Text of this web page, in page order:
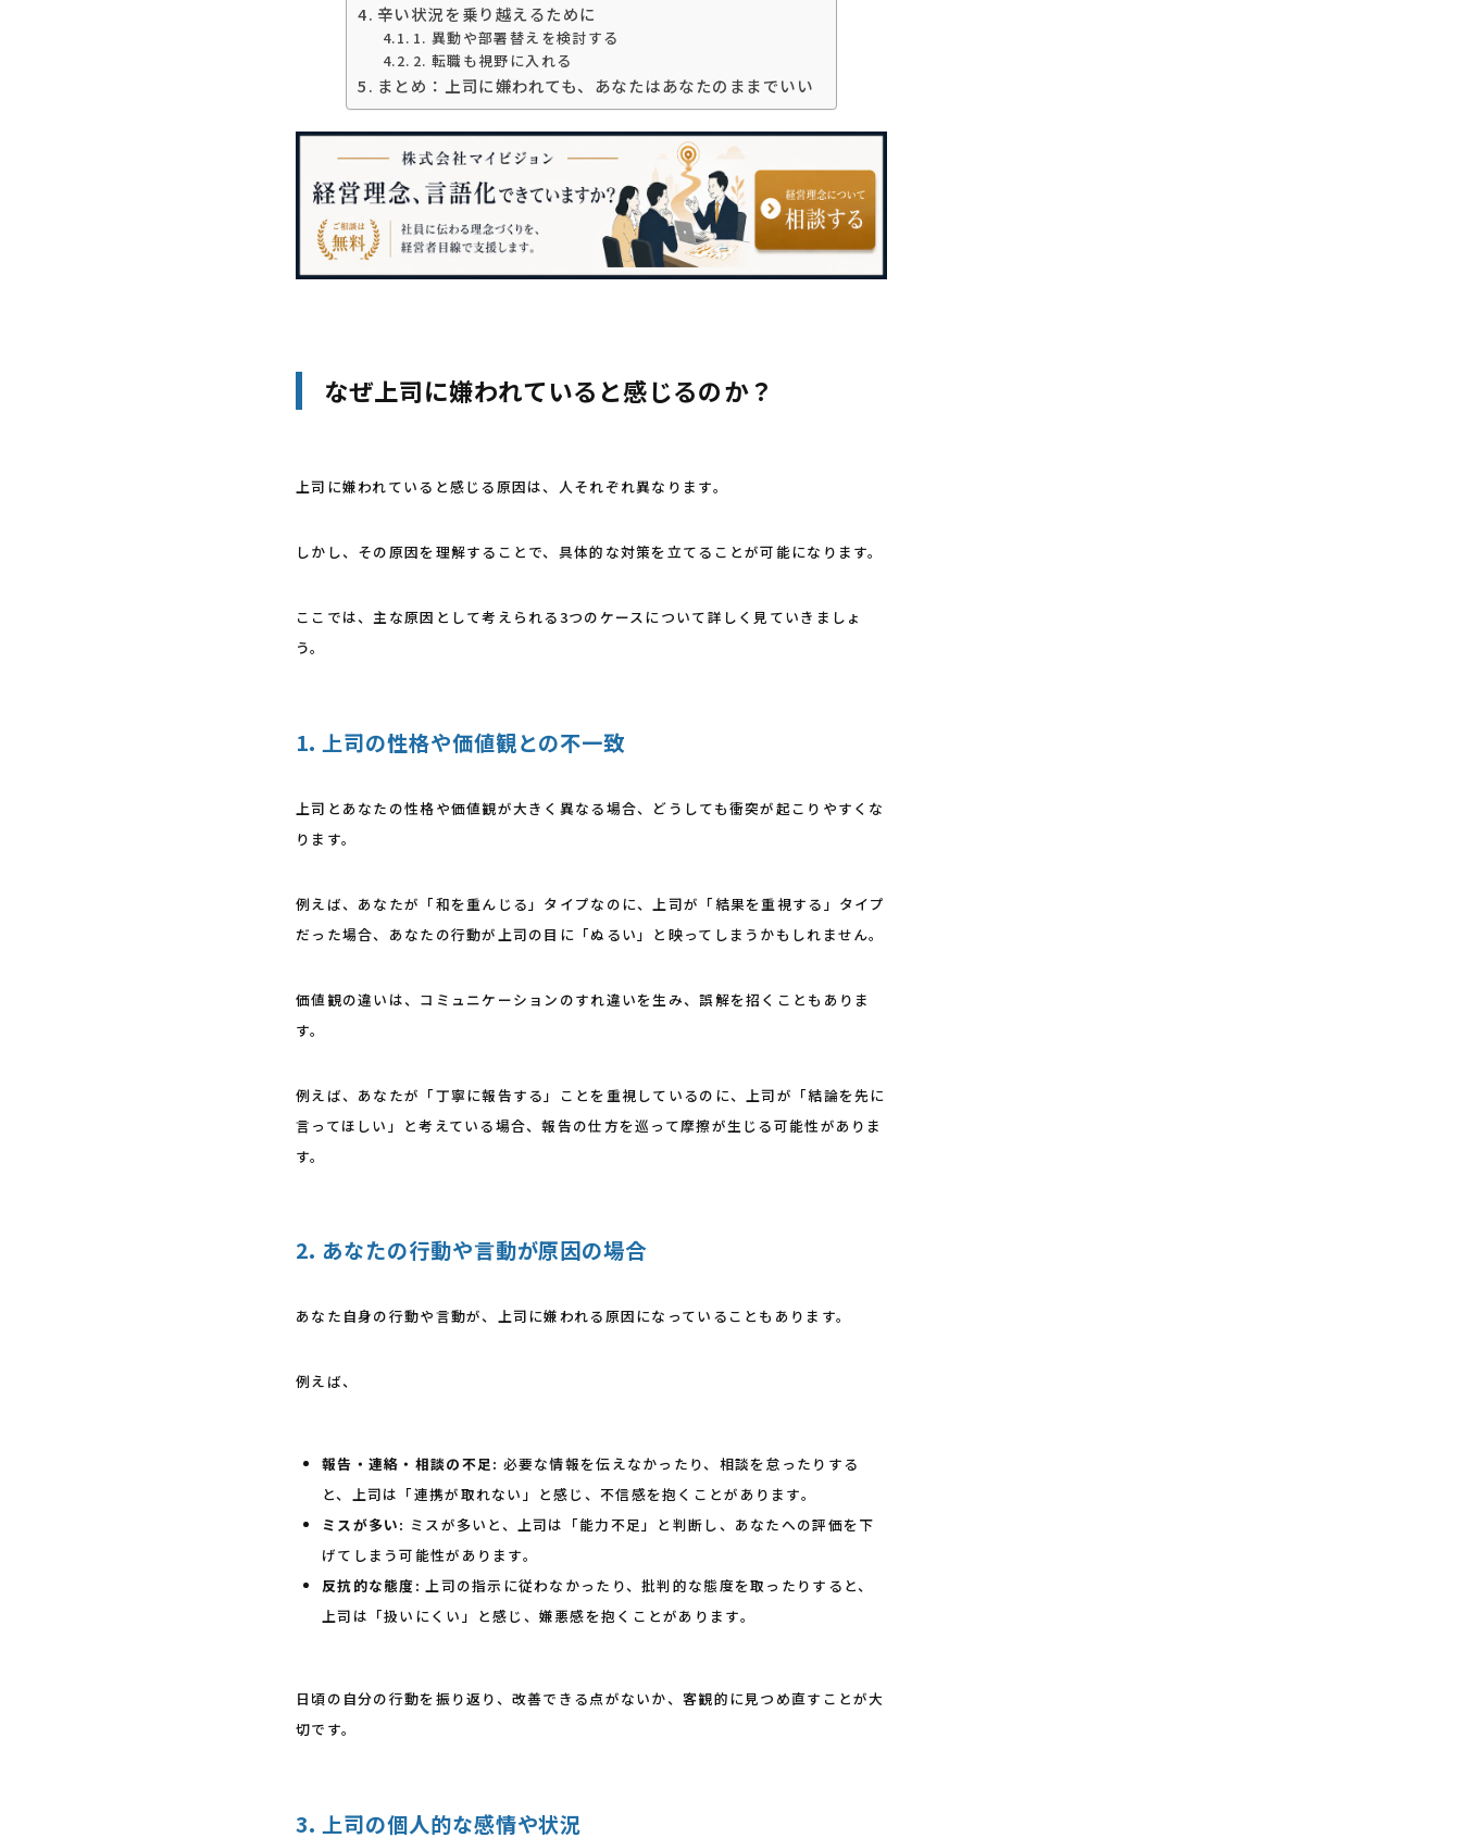
辛い状況を乗り越えるために
1. 異動や部署替えを検討する
2. 転職も視野に入れる
まとめ：上司に嫌われても、あなたはあなたのままでいい
なぜ上司に嫌われていると感じるのか？
上司に嫌われていると感じる原因は、人それぞれ異なります。
しかし、その原因を理解することで、具体的な対策を立てることが可能になります。
ここでは、主な原因として考えられる3つのケースについて詳しく見ていきましょ
う。
1. 上司の性格や価値観との不一致
上司とあなたの性格や価値観が大きく異なる場合、どうしても衝突が起こりやすくな
ります。
例えば、あなたが「和を重んじる」タイプなのに、上司が「結果を重視する」タイプ
だった場合、あなたの行動が上司の目に「ぬるい」と映ってしまうかもしれません。
価値観の違いは、コミュニケーションのすれ違いを生み、誤解を招くこともありま
す。
例えば、あなたが「丁寧に報告する」ことを重視しているのに、上司が「結論を先に
言ってほしい」と考えている場合、報告の仕方を巡って摩擦が生じる可能性がありま
す。
2. あなたの行動や言動が原因の場合
あなた自身の行動や言動が、上司に嫌われる原因になっていることもあります。
例えば、
報告・連絡・相談の不足: 必要な情報を伝えなかったり、相談を怠ったりする
と、上司は「連携が取れない」と感じ、不信感を抱くことがあります。
ミスが多い: ミスが多いと、上司は「能力不足」と判断し、あなたへの評価を下
げてしまう可能性があります。
反抗的な態度: 上司の指示に従わなかったり、批判的な態度を取ったりすると、
上司は「扱いにくい」と感じ、嫌悪感を抱くことがあります。
日頃の自分の行動を振り返り、改善できる点がないか、客観的に見つめ直すことが大
切です。
3. 上司の個人的な感情や状況